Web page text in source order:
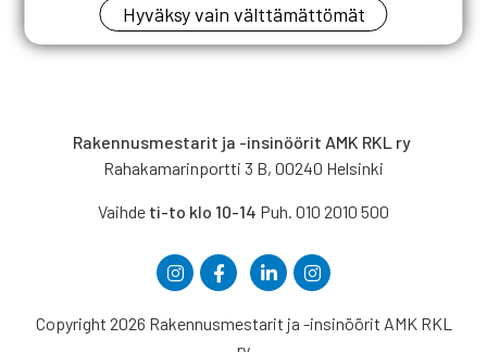
Rakennusmestarit ja -insinöörit AMK RKL ry
Rahakamarinportti 3 B, 00240 Helsinki
Vaihde ti-to klo 10-14 Puh. 010 2010 500
Copyright 2026 Rakennusmestarit ja -insinöörit AMK RKL
Hyväksy vain välttämättömät